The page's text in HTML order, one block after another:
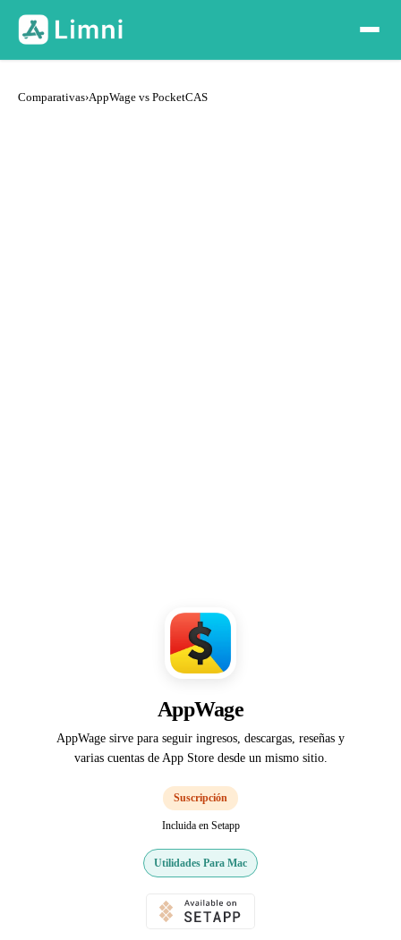
Comparativas›AppWage vs PocketCAS
AppWage
AppWage sirve para seguir ingresos, descargas, reseñas y
varias cuentas de App Store desde un mismo sitio.
Suscripción
Incluida en Setapp
Utilidades Para Mac